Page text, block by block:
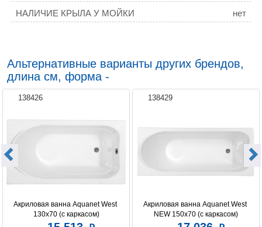
НАЛИЧИЕ КРЫЛА У МОЙКИ нет
Альтернативные варианты других брендов,
длина см, форма -
138426
Акриловая ванна Aquanet West
130x70 (с каркасом)
138429
Акриловая ванна Aquanet West
NEW 150x70 (с каркасом)